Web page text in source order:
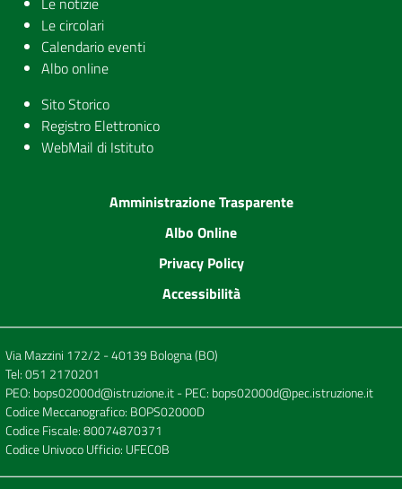
Le circolari
Calendario eventi
Albo online
Sito Storico
Registro Elettronico
WebMail di Istituto
Amministrazione Trasparente
Albo Online
Privacy Policy
Accessibilità
Via Mazzini 172/2 - 40139 Bologna (BO)
Tel:051 2170201
PEO: bops02000d@istruzione.it- PEC: bops02000d@pec.istruzione.it
Codice Meccanografico: BOPS02000D
Codice Fiscale: 80074870371
Codice Univoco Ufficio: UFEC0B